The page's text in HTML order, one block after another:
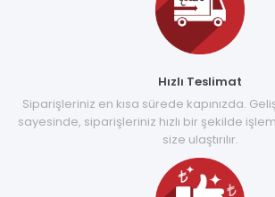
Hızlı Teslimat
Siparişleriniz en kısa sürede kapınızda.
sayesinde, siparişleriniz hızlı bir şekilde
size ulaştırılır.